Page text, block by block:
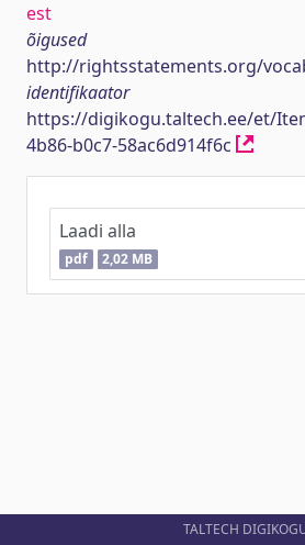
est
õigused
http://rightsstatements.org/
identifikaator
https://digikogu.taltech.ee/et/
4b86-b0c7-58ac6d914f6c
Laadi alla
pdf 2,02 MB
TALTECH